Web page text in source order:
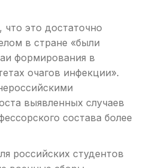
это достаточно
в стране «были
формирования в
очагов инфекции».
выявленных случаев
состава более
российских студентов